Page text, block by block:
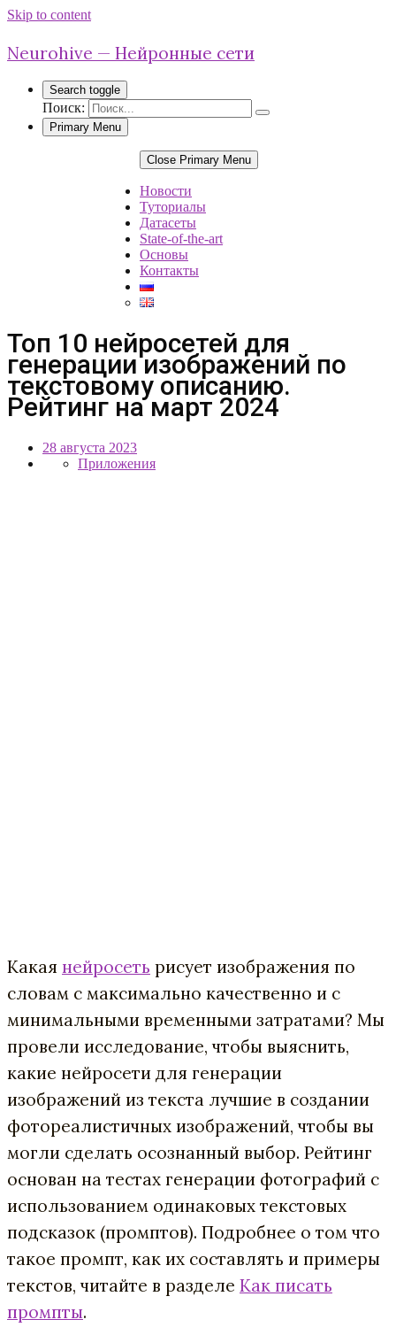
Skip to content
Neurohive — Нейронные сети
Search toggle
Поиск:
Primary Menu
Close Primary Menu
Новости
Туториалы
Датасеты
State-of-the-art
Основы
Контакты
Топ 10 нейросетей для
генерации изображений по
текстовому описанию.
Рейтинг на март 2024
28 августа 2023
Приложения
Какая нейросеть рисует изображения по
словам с максимально качественно и с
минимальными временными затратами? Мы
провели исследование, чтобы выяснить,
какие нейросети для генерации
изображений из текста лучшие в создании
фотореалистичных изображений, чтобы вы
могли сделать осознанный выбор. Рейтинг
основан на тестах генерации фотографий с
использованием одинаковых текстовых
подсказок (промптов). Подробнее о том что
такое промпт, как их составлять и примеры
текстов, читайте в разделе Как писать
промпты.